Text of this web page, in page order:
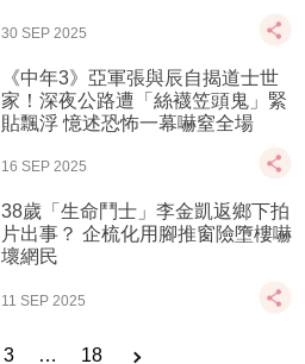
30 SEP 2025
《中年3》亞軍張與辰自揭道士世
家！深夜公路遭「絲襪笠頭鬼」緊
貼飄浮 憶述恐怖一幕嚇窒全場
16 SEP 2025
38歲「生命鬥士」李金凱返鄉下拍
片出事？ 企梳化用腳推窗險墮樓嚇
壞網民
11 SEP 2025
3 … 18